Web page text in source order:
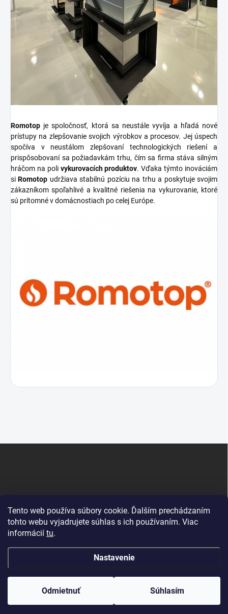
Tento web používa súbory cookie. Ďalším prechádzaním
tohto webu vyjadrujete súhlas s ich používaním. Viac
informácií tu.
Nastavenie
Odmietnuť Súhlasím
Romotop je spoločnosť, ktorá sa neustále vyvíja a hľadá nové
prístupy na zlepšovanie svojich výrobkov a procesov. Jej úspech
spočíva v neustálom zlepšovaní technologických riešení a
prispôsobovaní sa požiadavkám trhu, čím sa firma stáva silným
hráčom na poli vykurovacích produktov. Vďaka týmto inováciám
siRomotop udržiava stabilnú pozíciu na trhu a poskytuje svojim
zákazníkom spoľahlivé a kvalitné riešenia na vykurovanie, ktoré
sú prítomné v domácnostiach po celej Európe.
Krby Dunajská Streda
Vytvoril Shoptet
Copyright 2026 . Všetky práva vyhradené.